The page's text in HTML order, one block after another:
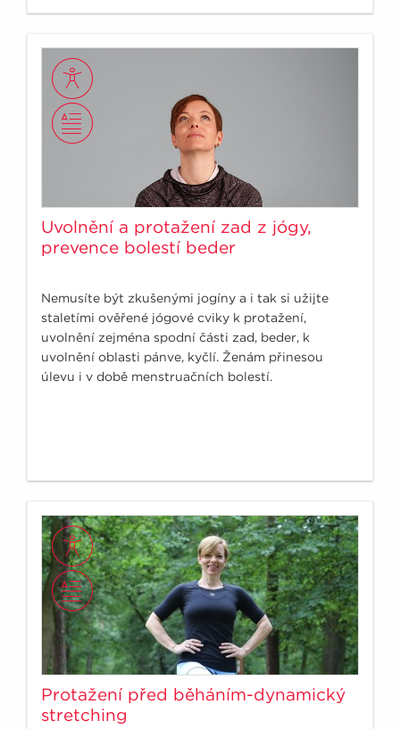
Uvolnění a protažení zad z jógy,
prevence bolestí beder
Nemusíte být zkušenými jogíny a i tak si užijte
staletími ověřené jógové cviky k protažení,
uvolnění zejména spodní části zad, beder, k
uvolnění oblasti pánve, kyčlí. Ženám přinesou
úlevu i v době menstruačních bolestí.
Protažení před běháním-dynamický
stretching